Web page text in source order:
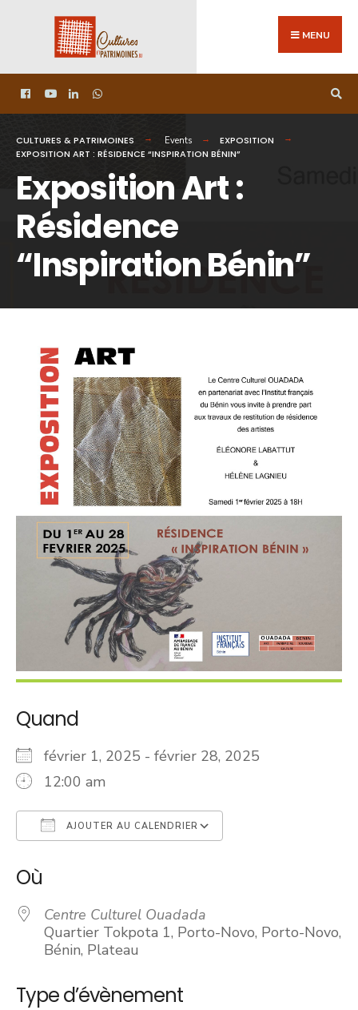
MENU
CULTURES & PATRIMOINES Events
EXPOSITION
EXPOSITION ART : RÉSIDENCE “INSPIRATION BÉNIN”
Exposition Art :
Résidence
“Inspiration Bénin”
Quand
février 1, 2025 - février 28, 2025
12:00 am
AJOUTER AU CALENDRIER
Où
Centre Culturel Ouadada
Quartier Tokpota 1, Porto-Novo, Porto-Novo,
Bénin, Plateau
Type d’évènement